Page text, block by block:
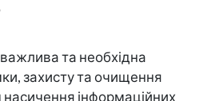
та необхідна
захисту та очищення
інформаційних